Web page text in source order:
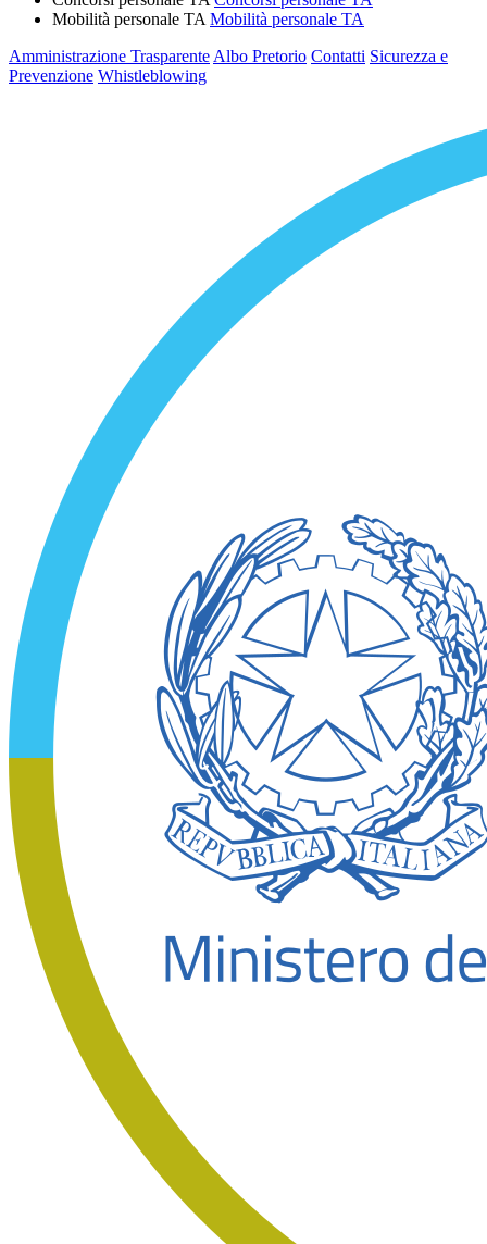
Mobilità personale TA Mobilità personale TA
Amministrazione Trasparente Albo Pretorio Contatti Sicurezza e
Prevenzione Whistleblowing